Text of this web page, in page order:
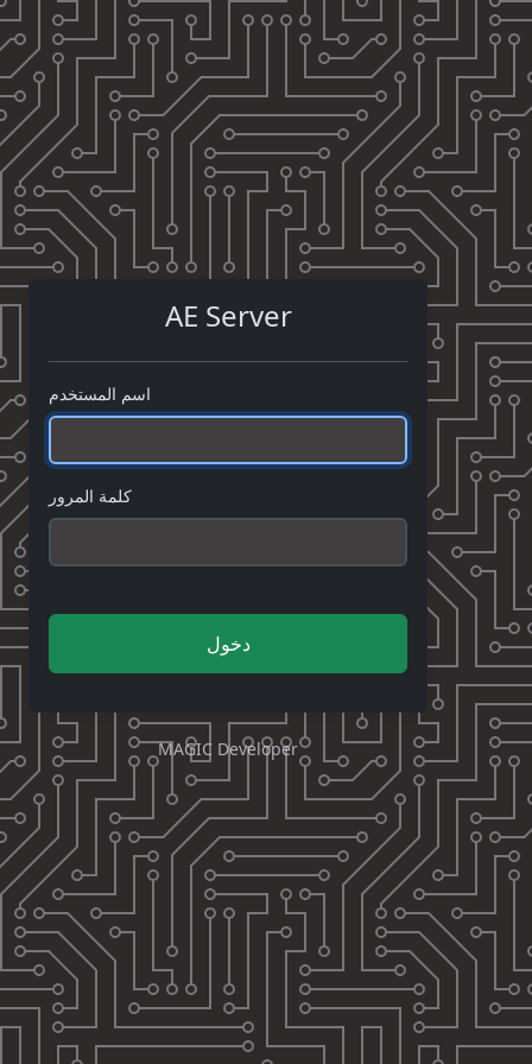
AE Server
اسم المستخدم
كلمة المرور
دخول
MAGIC Developer